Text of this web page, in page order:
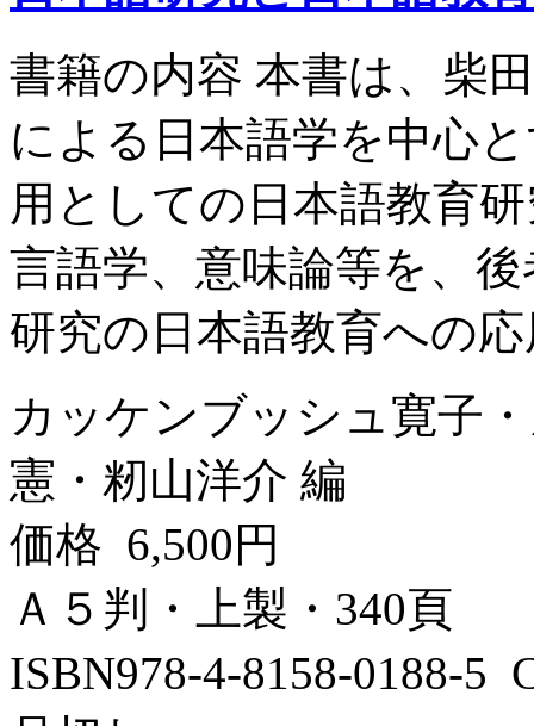
書籍の内容 本書は、柴
による日本語学を中心
用としての日本語教育
言語学、意味論等を、
研究の日本語教育への
カッケンブッシュ寛子
憲・籾山洋介 編
価格 6,500円
Ａ５判・上製・340頁
ISBN978-4-8158-0188-5